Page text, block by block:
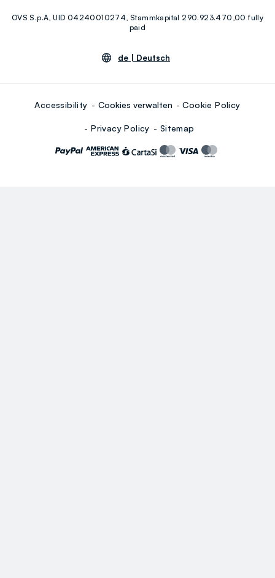
Youtube Linkedin
OVS S.p.A, UID 04240010274, Stammkapital 290.923.470,00 fully
paid
de | Deutsch
Accessibility Cookies verwalten Cookie Policy
Privacy Policy Sitemap